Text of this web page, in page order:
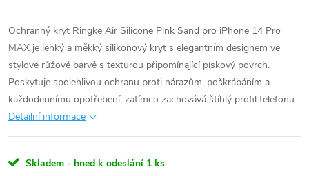
Ochranný kryt Ringke Air Silicone Pink Sand pro iPhone 14 Pro
MAX je lehký a měkký silikonový kryt s elegantním designem ve
stylové růžové barvě s texturou připomínající pískový povrch.
Poskytuje spolehlivou ochranu proti nárazům, poškrábáním a
každodennímu opotřebení, zatímco zachovává štíhlý profil telefonu.
Detailní informace
Skladem - hned k odeslání 1 ks